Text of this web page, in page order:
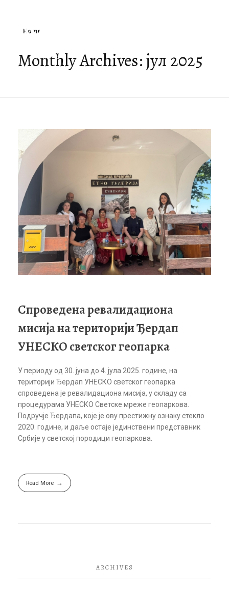
Home
Monthly Archives: јул 2025
Спроведена ревалидациона
мисија на територији Ђердап
УНЕСКО светског геопарка
У периоду од 30. јуна до 4. јула 2025. године, на
територији Ђердап УНЕСКО светског геопарка
спроведена је ревалидациона мисија, у складу са
процедурама УНЕСКО Светске мреже геопаркова.
Подручје Ђердапа, које је ову престижну ознаку стекло
2020. године, и даље остаје јединствени представник
Србије у светској породици геопаркова.
Read More
ARCHIVES